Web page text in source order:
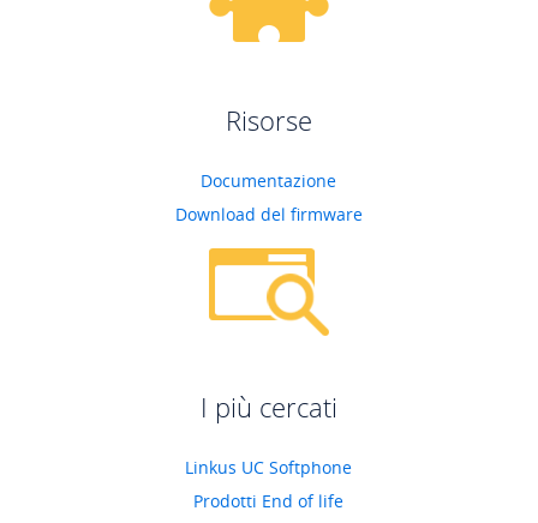
Risorse
Documentazione
Download del firmware
I più cercati
Linkus UC Softphone
Prodotti End of life